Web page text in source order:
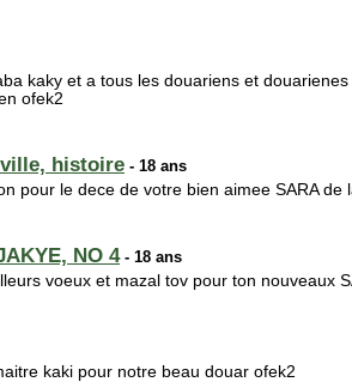
kaky et a tous les douariens et
ofek2
histoire - 18 ans
pour le dece de votre bien aimee SARA
NO 4- 18 ans
voeux et mazal tov pour ton nouveaux
kaki pour notre beau douar ofek2